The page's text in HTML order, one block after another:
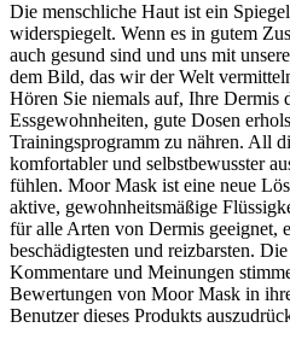
Die menschliche Haut ist ein
widerspiegelt. Wenn es in gutem
auch gesund sind und uns mit
dem Bild, das wir der Welt
Hören Sie niemals auf, Ihre Dermis
Essgewohnheiten, gute Dosen
Trainingsprogramm zu nähren. All
komfortabler und selbstbewusster
fühlen. Moor Mask ist eine neue
aktive, gewohnheitsmäßige
für alle Arten von Dermis geeignet,
beschädigtesten und reizbarsten.
Kommentare und Meinungen
Bewertungen von Moor Mask in
Benutzer dieses Produkts